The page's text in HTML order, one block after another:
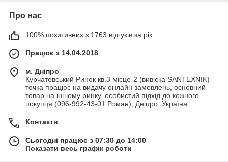
Про нас
100% позитивних з 1763 відгуків за рік
Працює з 14.04.2018
м. Дніпро
Курчатовський Ринок кв.3 місце-2 (вивіска SANTEXNIK)
точка працює на видачу онлайн замовлень, основний
товар на іншому ринку, особистий підхід до кожного
покупця (096-992-43-01 Роман), Дніпро, Україна
Контакти
Сьогодні працює з 07:30 до 14:00
Показати весь графік роботи